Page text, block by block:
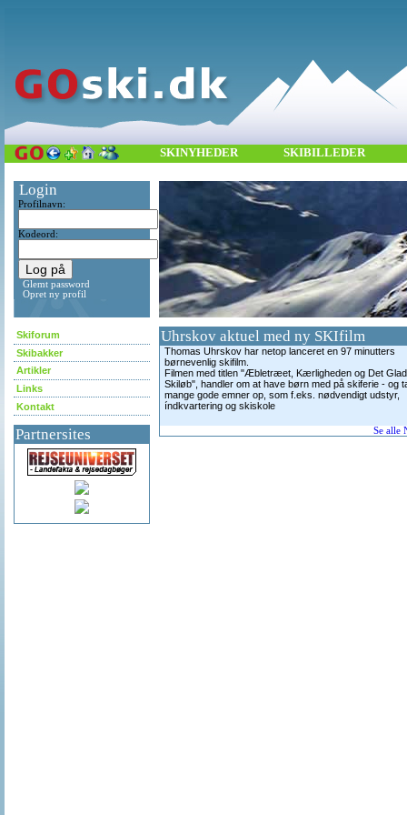
SKINYHEDER SKIBILLEDER
Login
Profilnavn:
Kodeord:
Glemt password
Opret ny profil
Skiforum
Skibakker
Artikler
Links
Kontakt
Partnersites
Uhrskov aktuel med ny SKIfilm
Thomas Uhrskov har netop lanceret en 97 minutters
børnevenlig skifilm.
Filmen med titlen "Æbletræet, Kærligheden og Det
Skiløb", handler om at have børn med på skiferie - og
mange gode emner op, som f.eks. nødvendigt udstyr,
índkvartering og skiskole
Se alle